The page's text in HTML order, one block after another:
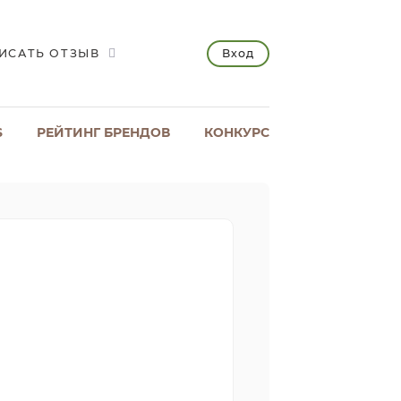
ОТЗЫВ Вход
РЕЙТИНГ БРЕНДОВ КОНКУРС